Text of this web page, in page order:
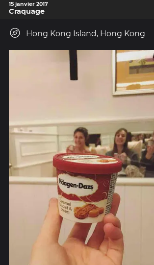
15 janvier 2017
Craquage
Hong Kong Island, Hong Kong